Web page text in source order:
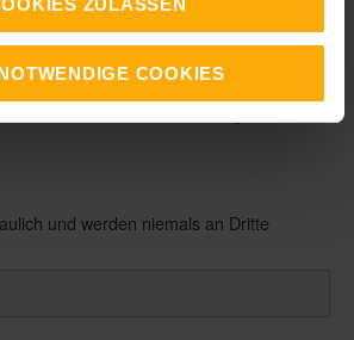
COOKIES
vertraulich und werden nicht an Dritte
und werden niemals an Dritte